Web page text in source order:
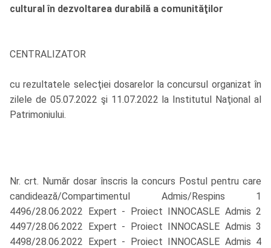
cultural în dezvoltarea durabilă a comunităţilor
CENTRALIZATOR
cu rezultatele selecţiei dosarelor la concursul organizat în
zilele de 05.07.2022 şi 11.07.2022 la Institutul Naţional al
Patrimoniului.
Nr. crt. Număr dosar înscris la concurs Postul pentru care
candidează/Compartimentul Admis/Respins 1
4496/28.06.2022 Expert - Proiect INNOCASLE Admis 2
4497/28.06.2022 Expert - Proiect INNOCASLE Admis 3
4498/28.06.2022 Expert - Proiect INNOCASLE Admis 4